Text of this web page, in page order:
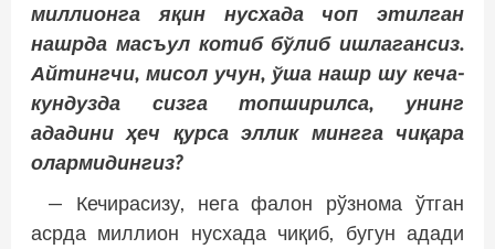
миллионга яқин нусхада чоп этилган
нашрда м­асъул котиб бўлиб ишлагансиз.
Айтингчи, мисол учун, ўша нашр шу кеча-
кундузда сизга топширилса, унинг
ададини ҳеч қурса эллик мингга чиқара
олармидингиз?
— Кечирасизу, нега фалон рўзнома ўтган
асрда миллион нусхада чиқиб, бугун адади